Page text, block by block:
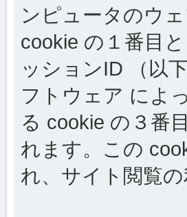
ンピュータのウ
cookie の１番目
ッションID （以
フトウェア によ
る cookie の３番
れます。この
れ、サイト閲覧